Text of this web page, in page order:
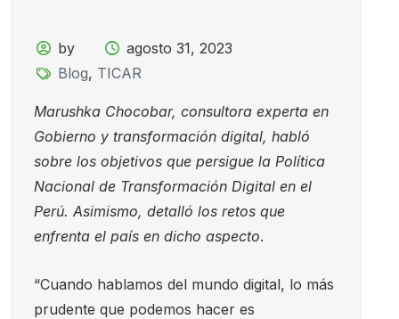
by
agosto 31, 2023
Blog, TICAR
Marushka Chocobar, consultora experta en
Gobierno y transformación digital, habló
sobre los objetivos que persigue la Política
Nacional de Transformación Digital en el
Perú. Asimismo, detalló los retos que
enfrenta el país en dicho aspecto.
“Cuando hablamos del mundo digital, lo más
prudente que podemos hacer es